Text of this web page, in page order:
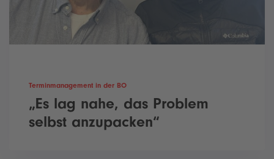
Terminmanagement in der BO
„Es lag nahe, das Problem
selbst anzupacken“